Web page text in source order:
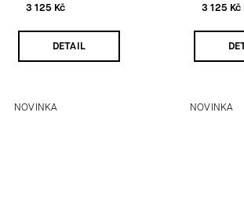
3 125 Kč
DETAIL
3 125 Kč
NOVINKA NOVINKA